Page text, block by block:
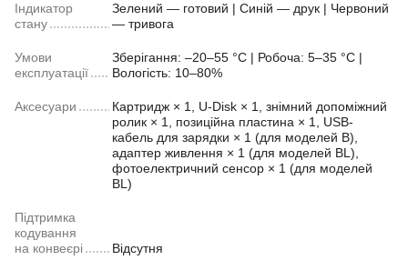
Індикатор
стану
Зелений — готовий | Синій — друк | Червоний
— тривога
Умови
експлуатації
Зберігання: –20–55 °C | Робоча: 5–35 °C |
Вологість: 10–80%
Аксесуари
Картридж × 1, U-Disk × 1, знімний допоміжний
ролик × 1, позиційна пластина × 1, USB-
кабель для зарядки × 1 (для моделей B),
адаптер живлення × 1 (для моделей BL),
фотоелектричний сенсор × 1 (для моделей
BL)
Підтримка
кодування
на конвеєрі
Відсутня